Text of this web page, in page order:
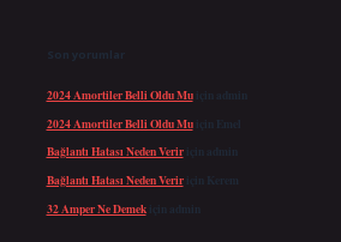
Son yorumlar
2024 Amortiler Belli Oldu Muiçin admin
2024 Amortiler Belli Oldu Muiçin Emel
Bağlantı Hatası Neden Veririçin admin
Bağlantı Hatası Neden Veririçin Kerem
32 Amper Ne Demekiçin admin